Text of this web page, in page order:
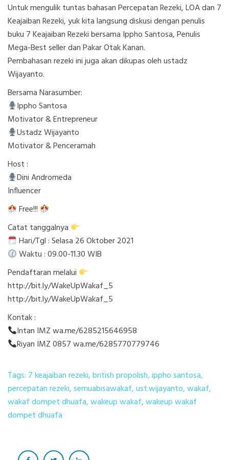
Untuk mengulik tuntas bahasan Percepatan Rezeki, LOA dan 7
Keajaiban Rezeki, yuk kita langsung diskusi dengan penulis
buku 7 Keajaiban Rezeki bersama Ippho Santosa, Penulis
Mega-Best seller dan Pakar Otak Kanan.
Pembahasan rezeki ini juga akan dikupas oleh ustadz
Wijayanto.
Bersama Narasumber:
Ippho Santosa
Motivator & Entrepreneur
Ustadz Wijayanto
Motivator & Penceramah
Host :
Dini Andromeda
Influencer
Free!!!
Catat tanggalnya
Hari/Tgl : Selasa 26 Oktober 2021
Waktu : 09.00-11.30 WIB
Pendaftaran melalui
http://bit.ly/WakeUpWakaf_5
http://bit.ly/WakeUpWakaf_5
Kontak :
Intan IMZ wa.me/6285215646958
Riyan IMZ 0857 wa.me/6285770779746
Tags: 7 keajaiban rezeki,british propolish,ippho santosa,
percepatan rezeki,semuabisawakaf,ust.wijayanto,wakaf,
wakaf dompet dhuafa,wakeup wakaf,wakeup wakaf
dompet dhuafa